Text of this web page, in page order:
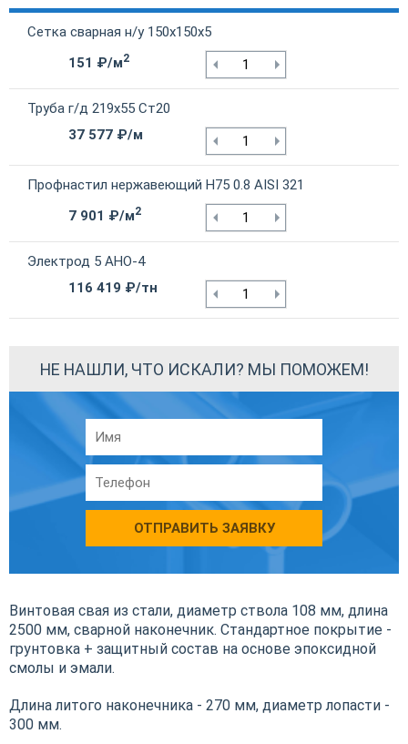
Сетка сварная н/у 150х150х5
151 ₽/м2
Труба г/д 219х55 Ст20
37 577 ₽/м
Профнастил нержавеющий Н75 0.8 AISI 321
7 901 ₽/м2
Электрод 5 АНО-4
116 419 ₽/тн
НЕ НАШЛИ, ЧТО ИСКАЛИ? МЫ ПОМОЖЕМ!
ОТПРАВИТЬ ЗАЯВКУ
Винтовая свая из стали, диаметр ствола 108 мм, длина
2500 мм, сварной наконечник. Стандартное покрытие -
грунтовка + защитный состав на основе эпоксидной
смолы и эмали.
Длина литого наконечника - 270 мм, диаметр лопасти -
300 мм.